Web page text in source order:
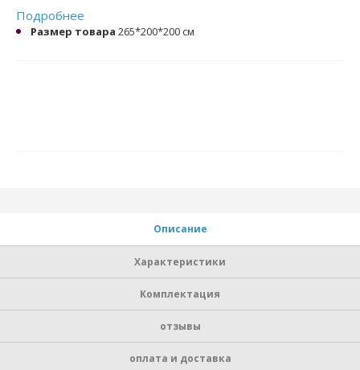
Подробнее
Размер товара 265*200*200 cм
Описание
Характеристики
Комплектация
отзывы
оплата и доставка